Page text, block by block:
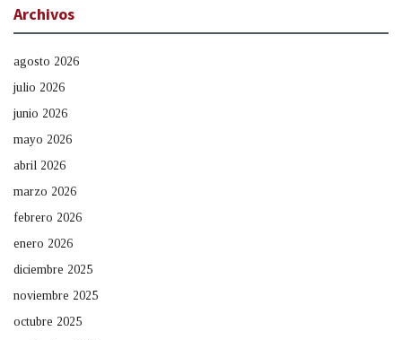
Archivos
agosto 2026
julio 2026
junio 2026
mayo 2026
abril 2026
marzo 2026
febrero 2026
enero 2026
diciembre 2025
noviembre 2025
octubre 2025